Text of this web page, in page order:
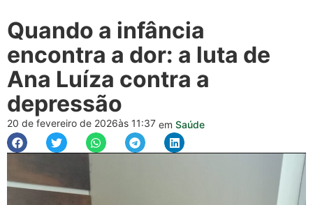
Quando a infância
encontra a dor: a luta de
Ana Luíza contra a
depressão
20 de fevereiro de 2026às 11:37 em Saúde